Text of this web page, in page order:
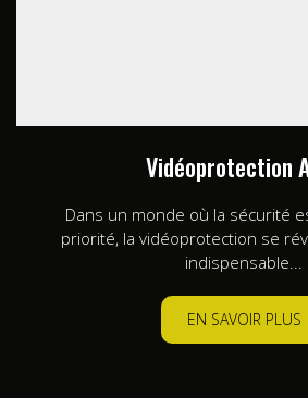
Vidéoprotection
Dans un monde où la sécurité
priorité, la vidéoprotection se
indispensable...
EN SAVOIR PLUS